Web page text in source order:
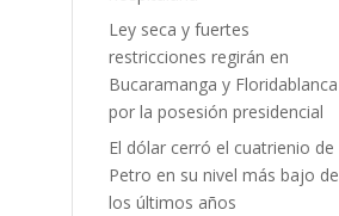
Ley seca y fuertes
restricciones regirán en
Bucaramanga y Floridablanca
por la posesión presidencial
El dólar cerró el cuatrienio de
Petro en su nivel más bajo de
los últimos años